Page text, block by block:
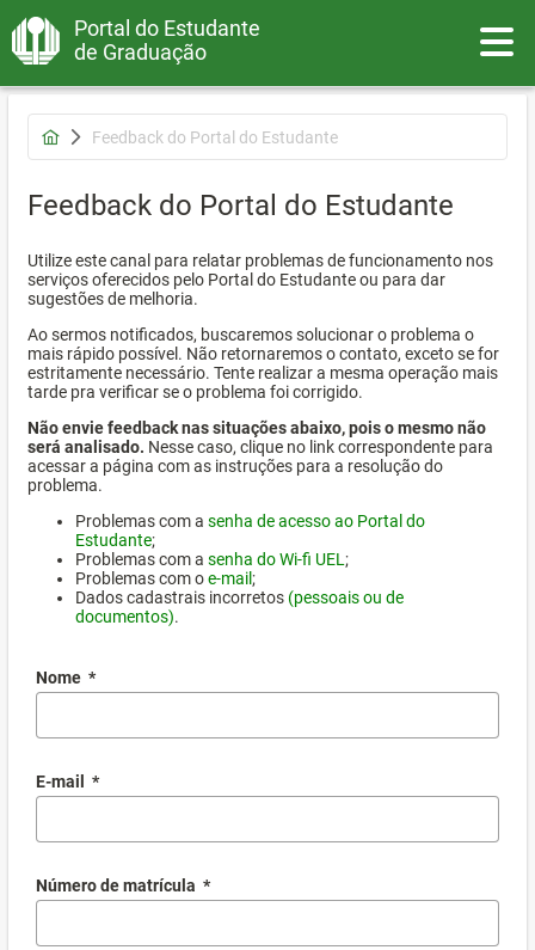
Portal do Estudante
de Graduação
Feedback do Portal do Estudante
Feedback do Portal do Estudante
Utilize este canal para relatar problemas de funcionamento nos
serviços oferecidos pelo Portal do Estudante ou para dar
sugestões de melhoria.
Ao sermos notificados, buscaremos solucionar o problema o
mais rápido possível. Não retornaremos o contato, exceto se for
estritamente necessário. Tente realizar a mesma operação mais
tarde pra verificar se o problema foi corrigido.
Não envie feedback nas situações abaixo, pois o mesmo não
será analisado. Nesse caso, clique no link correspondente para
acessar a página com as instruções para a resolução do
problema.
Problemas com a senha de acesso ao Portal do
Estudante;
Problemas com a senha do Wi-fi UEL ;
Problemas com oe-mail;
Dados cadastrais incorretos (pessoais ou de
documentos).
Nome *
E-mail *
Número de matrícula *